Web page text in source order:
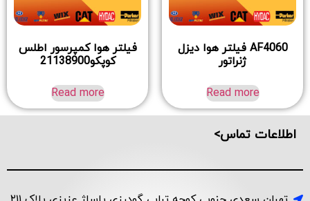
AF4060 فیلتر هوا دیزل
ژنراتور
Read more
فیلتر هوا کمپرسور اطلس
کوپکو21138900
Read more
اطلاعات تماس>